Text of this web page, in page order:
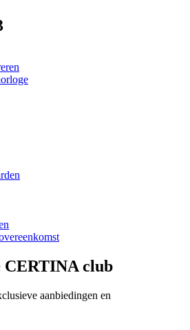
CERTINA club
aanbiedingen en